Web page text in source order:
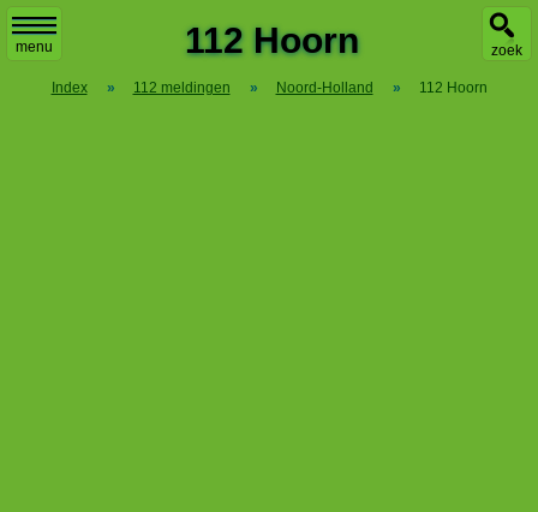
menu zoek
112 Hoorn
Index » 112 meldingen » Noord-Holland » 112 Hoorn